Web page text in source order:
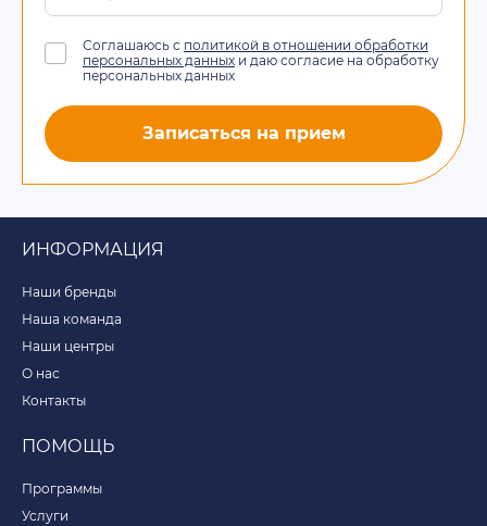
Соглашаюсь с политикой в отношении обработки
персональных данных и даю согласие на обработку
персональных данных
Записаться на прием
ИНФОРМАЦИЯ
Наши бренды
Наша команда
Наши центры
О нас
Контакты
ПОМОЩЬ
Программы
Услуги